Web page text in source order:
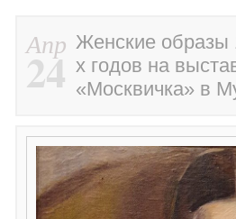
Апр
24
Женские
х годов на
«Москвичка» в